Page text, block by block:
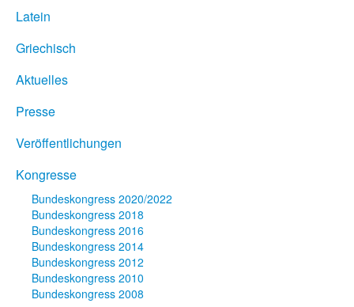
Latein
Griechisch
Aktuelles
Presse
Veröffentlichungen
Kongresse
Bundeskongress 2020/2022
Bundeskongress 2018
Bundeskongress 2016
Bundeskongress 2014
Bundeskongress 2012
Bundeskongress 2010
Bundeskongress 2008